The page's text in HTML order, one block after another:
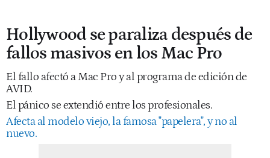
Hollywood se paraliza después de
fallos masivos en los Mac Pro
El fallo afectó a Mac Pro y al programa de edición de
AVID.
El pánico se extendió entre los profesionales.
Afecta al modelo viejo, la famosa "papelera", y no al
nuevo.